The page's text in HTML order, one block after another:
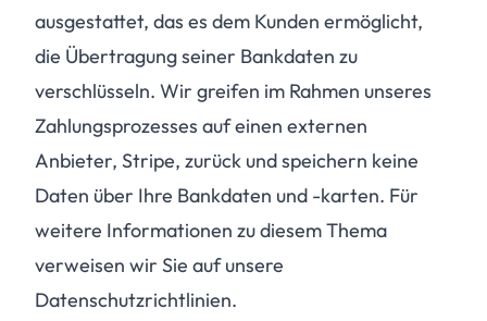
ausgestattet, das es dem Kunden ermöglicht,
die Übertragung seiner Bankdaten zu
verschlüsseln. Wir greifen im Rahmen unseres
Zahlungsprozesses auf einen externen
Anbieter, Stripe, zurück und speichern keine
Daten über Ihre Bankdaten und -karten. Für
weitere Informationen zu diesem Thema
verweisen wir Sie auf unsere
Datenschutzrichtlinien.